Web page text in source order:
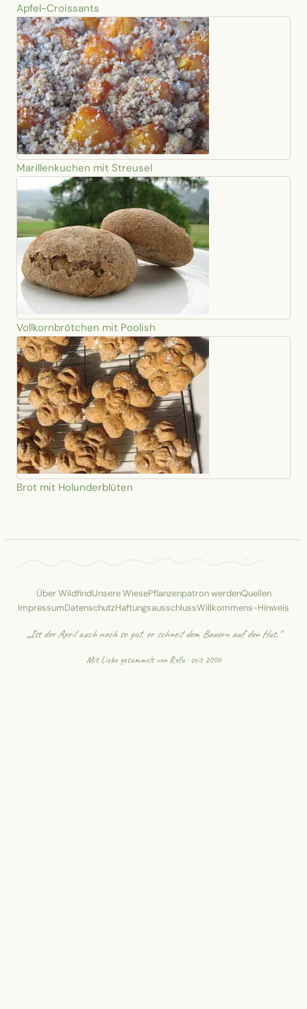
Apfel-Croissants
Marillenkuchen mit Streusel
Vollkornbrötchen mit Poolish
Brot mit Holunderblüten
Über WildfindUnsere WiesePflanzenpatron werdenQuellen
ImpressumDatenschutzHaftungsausschlussWillkommens-Hinweis
„Ist der April auch noch so gut, er schneit dem Bauern auf den Hut."
Mit Liebe gesammelt vonRofu· seit 2006